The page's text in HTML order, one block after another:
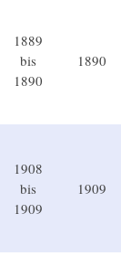
1889
bis
1890
1890
1908
bis
1909
1909